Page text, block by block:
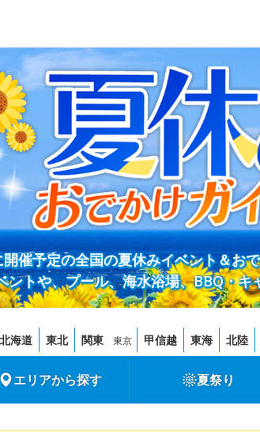
催予定の全国の夏休みイベント＆お
ントや、プール、海水浴場、BBQ・
北海道 東北 関東 東京 甲信越 東海 北陸
エリアから探す 夏祭り